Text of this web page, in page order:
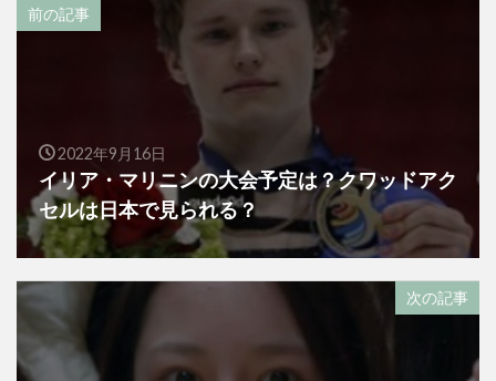
前の記事
2022年9月16日
イリア・マリニンの大会予定は？クワッドアク
セルは日本で見られる？
次の記事